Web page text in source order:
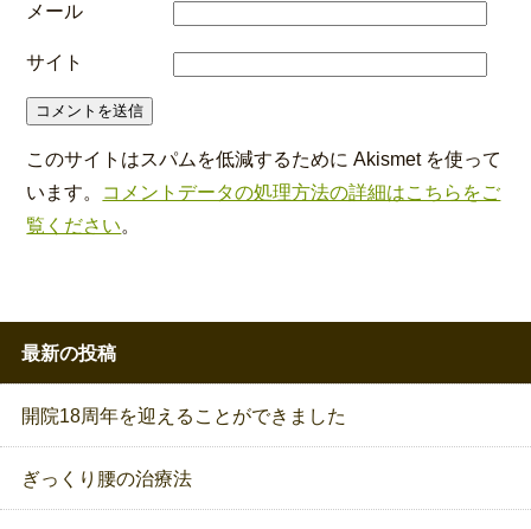
メール
サイト
このサイトはスパムを低減するために Akismet を使って
います。 コメントデータの処理方法の詳細はこちらをご
覧ください。
最新の投稿
開院18周年を迎えることができました
ぎっくり腰の治療法